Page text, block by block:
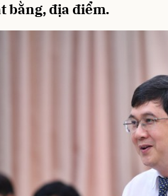
bằng, địa điểm.